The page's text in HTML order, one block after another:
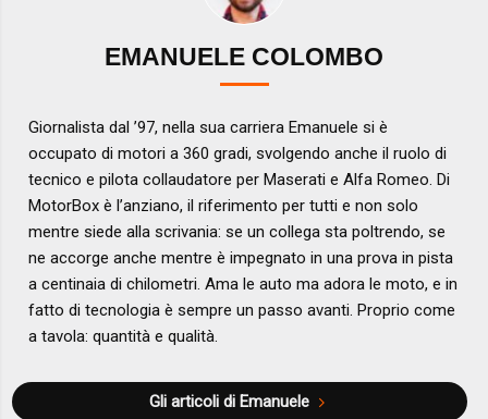
EMANUELE COLOMBO
Giornalista dal ’97, nella sua carriera Emanuele si è
occupato di motori a 360 gradi, svolgendo anche il ruolo di
tecnico e pilota collaudatore per Maserati e Alfa Romeo. Di
MotorBox è l’anziano, il riferimento per tutti e non solo
mentre siede alla scrivania: se un collega sta poltrendo, se
ne accorge anche mentre è impegnato in una prova in pista
a centinaia di chilometri. Ama le auto ma adora le moto, e in
fatto di tecnologia è sempre un passo avanti. Proprio come
a tavola: quantità e qualità.
Gli articoli di Emanuele